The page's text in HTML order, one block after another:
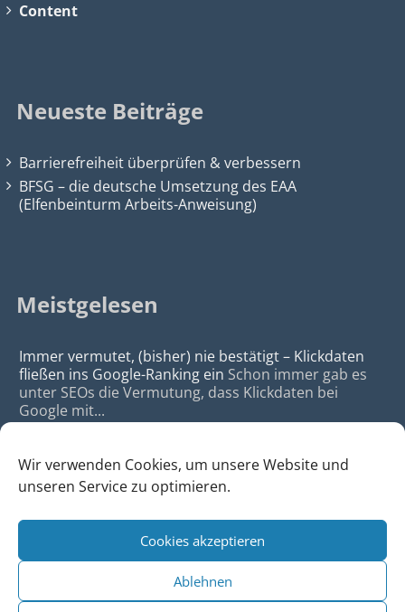
Wir verwenden Cookies, um unsere Website und
unseren Service zu optimieren.
Cookies akzeptieren
Ablehnen
Content
Neueste Beiträge
Barrierefreiheit überprüfen & verbessern
BFSG – die deutsche Umsetzung des EAA
(Elfenbeinturm Arbeits-Anweisung)
Meistgelesen
Immer vermutet, (bisher) nie bestätigt – Klickdaten
fließen ins Google-Ranking ein Schon immer gab es
unter SEOs die Vermutung, dass Klickdaten bei
Google mit...
da Agency - Webagentur für Webdesign & SEO, Köln
•Webdesign Köln|SEO Köln|Sitemap|Impressum